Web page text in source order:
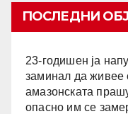
ПОСЛЕДНИ
23-годишен ја
заминал да живее
амазонската
опасно им се